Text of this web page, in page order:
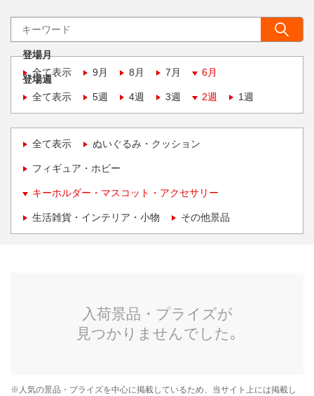
登場月
全て表示
9月 8月 7月 6月
登場週
全て表示
5週 4週 3週 2週 1週
全て表示 ぬいぐるみ・クッション
フィギュア・ホビー
キーホルダー・マスコット・アクセサリー
生活雑貨・インテリア・小物 その他景品